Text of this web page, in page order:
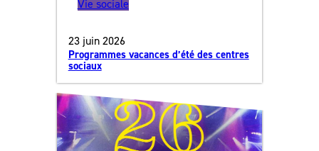
Vie sociale
23 juin 2026
Programmes vacances d’été des centres
sociaux